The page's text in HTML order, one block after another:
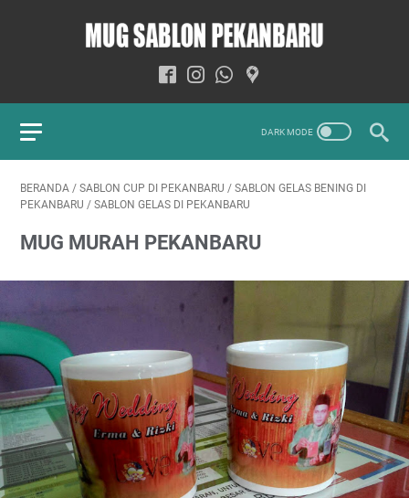
BERANDA / SABLON CUP DI PEKANBARU / SABLON GELAS BENING DI
PEKANBARU / SABLON GELAS DI PEKANBARU
MUG MURAH PEKANBARU